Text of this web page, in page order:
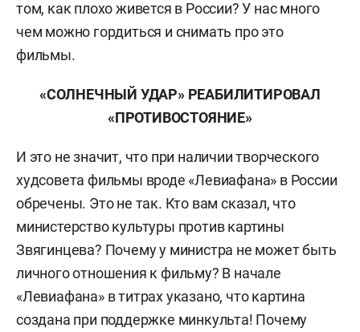
том, как плохо живется в России? У нас много
чем можно гордиться и снимать про это
фильмы.
«СОЛНЕЧНЫЙ УДАР» РЕАБИЛИТИРОВАЛ
«ПРОТИВОСТОЯНИЕ»
И это не значит, что при наличии творческого
худсовета фильмы вроде «Левиафана» в России
обречены. Это не так. Кто вам сказал, что
министерство культуры против картины
Звягинцева? Почему у министра не может быть
личного отношения к фильму? В начале
«Левиафана» в титрах указано, что картина
создана при поддержке минкульта! Почему